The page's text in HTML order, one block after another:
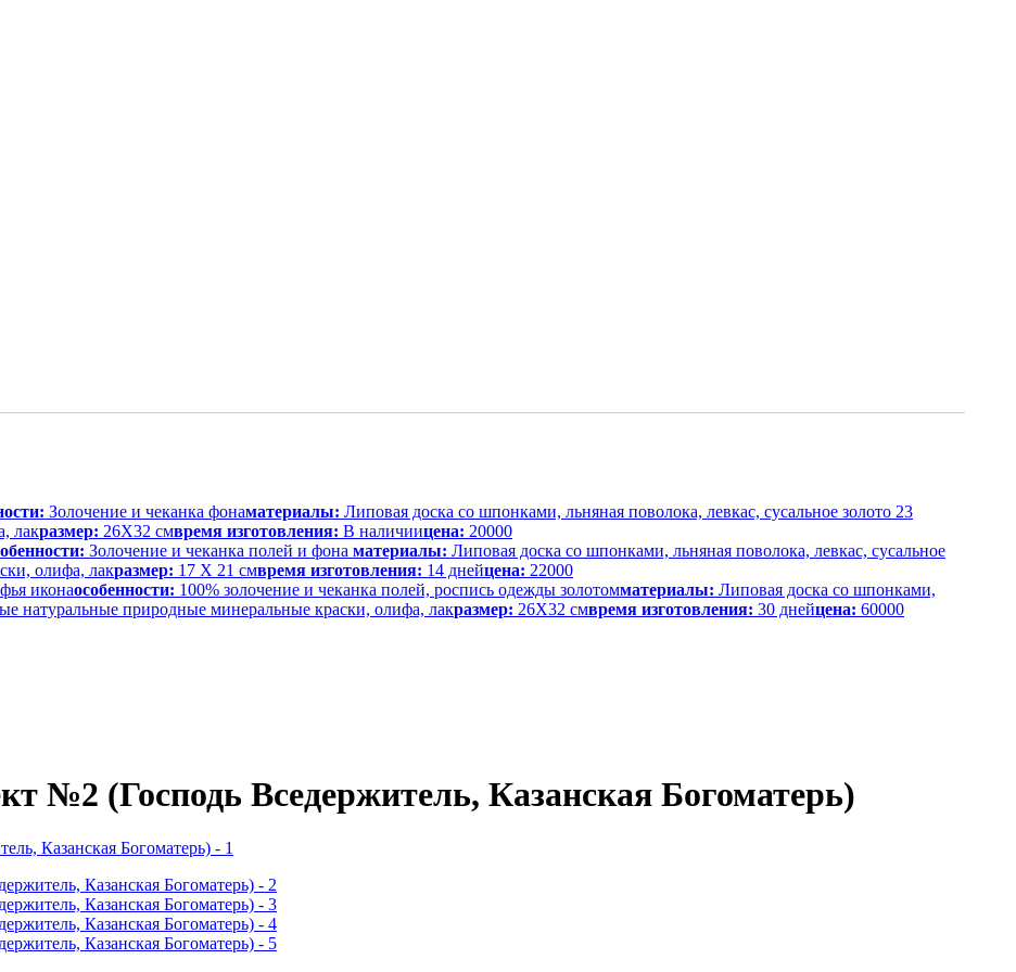
Золочение и чеканка фонаматериалы: Липовая доска со шпонками, льняная поволока, левкас, сусальное золото 23
лакразмер: 26Х32 смвремя изготовления: В наличиицена: 20000
Золочение и чеканка полей и фона материалы: Липовая доска со шпонками, льняная поволока, левкас, сусальное
олифа, лакразмер: 17 Х 21 смвремя изготовления: 14 днейцена: 22000
иконаособенности: 100% золочение и чеканка полей, роспись одежды золотомматериалы: Липовая доска со шпонками,
натуральные природные минеральные краски, олифа, лакразмер: 26Х32 смвремя изготовления: 30 днейцена: 60000
№2 (Господь Вседержитель, Казанская Богоматерь)